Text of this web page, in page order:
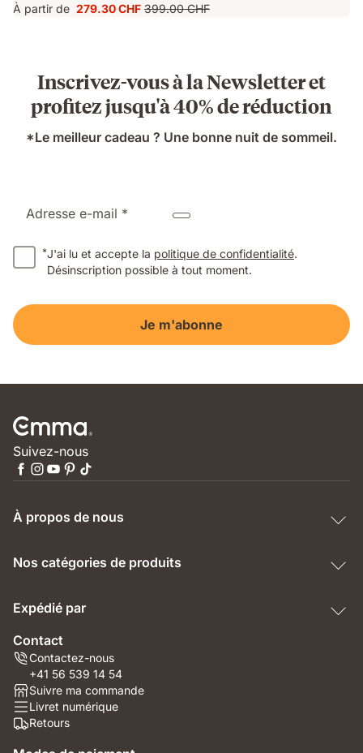
À partir de Prix
279.30 CHF Prix
399.00 CHF
Inscrivez-vous à la Newsletter et
profitez jusqu'à 40% de réduction
*Le meilleur cadeau ? Une bonne nuit de sommeil.
Adresse e-mail *
*J'ai lu et accepte la politique de confidentialité.
Désinscription possible à tout moment.
Je m'abonne
Suivez-nous
À propos de nous
Nos catégories de produits
Expédié par
Contact
Contactez-nous
+41 56 539 14 54
Suivre ma commande
Livret numérique
Retours